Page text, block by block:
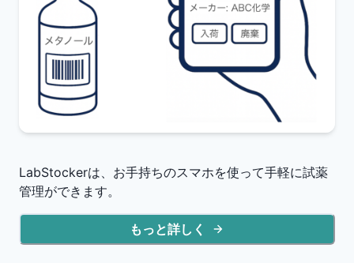
LabStockerは、お手持ちのスマホを使って手軽に試薬
管理ができます。
もっと詳しく